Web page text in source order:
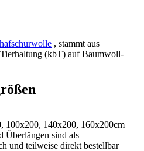
, stammt aus
(kbT) auf Baumwoll-
100x200, 140x200, 160x200cm
Überlängen sind als
und teilweise direkt bestellbar